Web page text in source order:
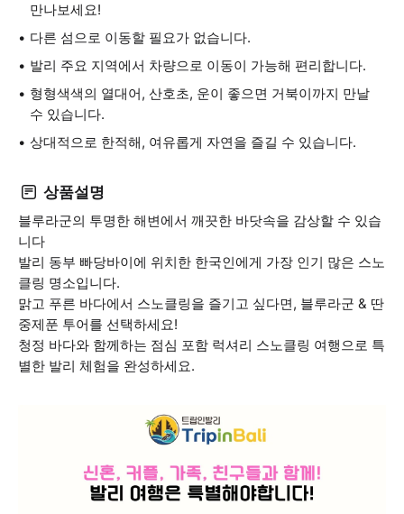
만나보세요!
다른 섬으로 이동할 필요가 없습니다.
발리 주요 지역에서 차량으로 이동이 가능해 편리합니다.
형형색색의 열대어, 산호초, 운이 좋으면 거북이까지 만날
수 있습니다.
상대적으로 한적해, 여유롭게 자연을 즐길 수 있습니다.
상품설명
블루라군의 투명한 해변에서 깨끗한 바닷속을 감상할 수 있습
니다
발리 동부 빠당바이에 위치한 한국인에게 가장 인기 많은 스노
클링 명소입니다.
맑고 푸른 바다에서 스노클링을 즐기고 싶다면, 블루라군 & 딴
중제푼 투어를 선택하세요!
청정 바다와 함께하는 점심 포함 럭셔리 스노클링 여행으로 특
별한 발리 체험을 완성하세요.